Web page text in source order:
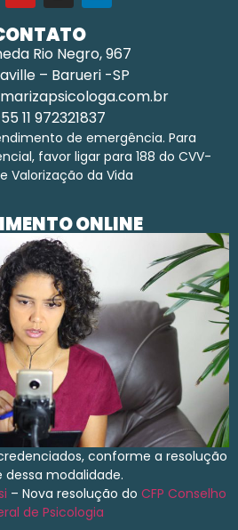
Rio Negro, 967
– Barueri -SP
11 972321837
de emergência. Para
favor ligar para 188 do CVV-
Valorização da Vida
ONLINE
conforme a resolução
dessa modalidade.
– Nova resolução do CFP Conselho
de Psicologia